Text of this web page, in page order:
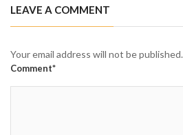
LEAVE A COMMENT
Your email address will not be published.
Comment*